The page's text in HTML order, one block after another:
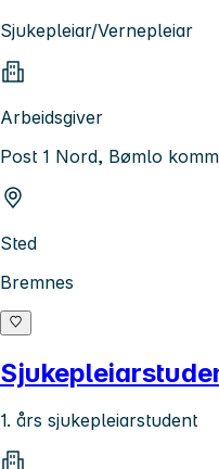
Sjukepleiar/Vernepleiar
Arbeidsgiver
Post 1 Nord, Bømlo
Sted
Bremnes
1. års sjukepleiarstudent